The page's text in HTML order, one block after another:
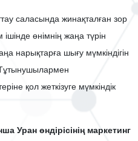
саласында жинақталған зор
өнімнің жаңа түрін
нарықтарға шығу мүмкіндігін
Тұтынушылармен
қол жеткізуге мүмкіндік
Уран өндірісінің маркетинг